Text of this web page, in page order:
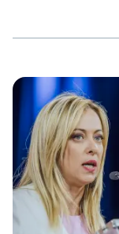
zugegen. Der
„Deutsche
einem
dessen
Umbenennung